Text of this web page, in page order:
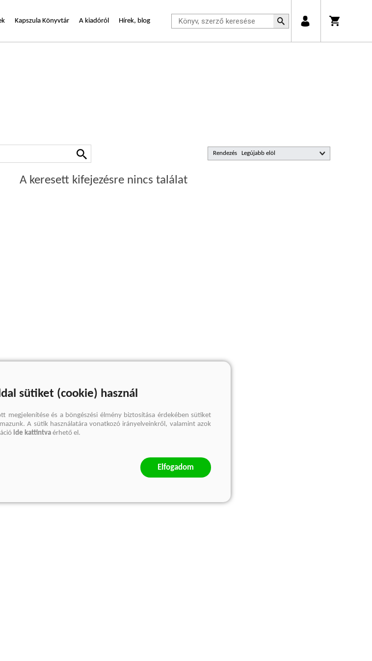
Kapszula Könyvtár A kiadóról Hírek, blog
Rendezés
A keresett kifejezésre nincs találat
sütiket (cookie) használ
megjelenítése és a böngészési élmény biztosítása érdekében sütiket
A sütik használatára vonatkozó irányelveinkről, valamint azok
ide kattintva érhető el.
Elfogadom